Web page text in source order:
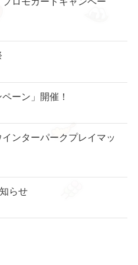
ーン」開催！
インターパークプレイマッ
らせ